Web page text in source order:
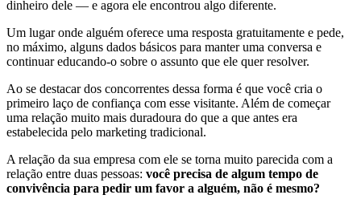
dinheiro dele — e agora ele encontrou algo diferente.
Um lugar onde alguém oferece uma resposta gratuitamente e pede,
no máximo, alguns dados básicos para manter uma conversa e
continuar educando-o sobre o assunto que ele quer resolver.
Ao se destacar dos concorrentes dessa forma é que você cria o
primeiro laço de confiança com esse visitante. Além de começar
uma relação muito mais duradoura do que a que antes era
estabelecida pelo marketing tradicional.
A relação da sua empresa com ele se torna muito parecida com a
relação entre duas pessoas: você precisa de algum tempo de
convivência para pedir um favor a alguém, não é mesmo?